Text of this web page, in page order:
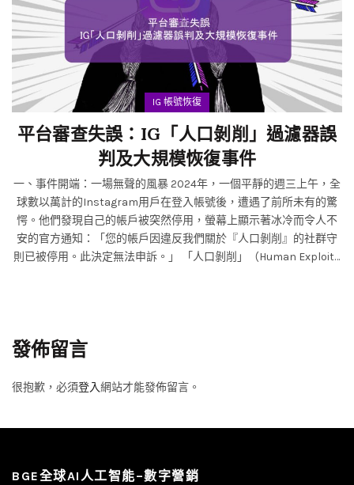
IG 帳號恢復
平台審查失誤：IG「人口剝削」過濾器誤
判及大規模恢復事件
一、事件開端：一場無聲的風暴 2024年，一個平靜的週三上午，全
球數以萬計的Instagram用戶在登入帳號後，遭遇了前所未有的驚
愕。他們發現自己的帳戶被突然停用，螢幕上顯示著冰冷而令人不
安的官方通知：「您的帳戶因違反我們關於『人口剝削』的社群守
則已被停用。此決定無法申訴。」 「人口剝削」（Human Exploita
家人朋友分享生活的普通用戶，甚至包括一些小型企業主。他們的
等同於「犯罪者」的標籤，不僅帳號消失，多年經營的社群連結、
開始在Twitter、Facebook等其他社群媒體上使用#InstagramDisa
發佈留言
很抱歉，必須登入網站才能發佈留言。
BGE全球AI人工智能–數字營銷